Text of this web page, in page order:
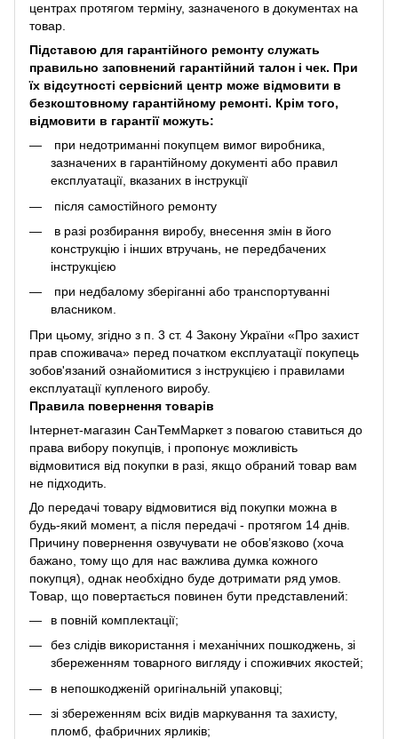
центрах протягом терміну, зазначеного в документах на
товар.
Підставою для гарантійного ремонту служать
правильно заповнений гарантійний талон і чек. При
їх відсутності сервісний центр може відмовити в
безкоштовному гарантійному ремонті. Крім того,
відмовити в гарантії можуть:
при недотриманні покупцем вимог виробника,
зазначених в гарантійному документі або правил
експлуатації, вказаних в інструкції
після самостійного ремонту
в разі розбирання виробу, внесення змін в його
конструкцію і інших втручань, не передбачених
інструкцією
при недбалому зберіганні або транспортуванні
власником.
При цьому, згідно з п. 3 ст. 4 Закону України «Про захист
прав споживача» перед початком експлуатації покупець
зобов'язаний ознайомитися з інструкцією і правилами
експлуатації купленого виробу.
Правила повернення товарів
Інтернет-магазин СанТемМаркет з повагою ставиться до
права вибору покупців, і пропонує можливість
відмовитися від покупки в разі, якщо обраний товар вам
не підходить.
До передачі товару відмовитися від покупки можна в
будь-який момент, а після передачі - протягом 14 днів.
Причину повернення озвучувати не обов’язково (хоча
бажано, тому що для нас важлива думка кожного
покупця), однак необхідно буде дотримати ряд умов.
Товар, що повертається повинен бути представлений:
в повній комплектації;
без слідів використання і механічних пошкоджень, зі
збереженням товарного вигляду і споживчих якостей;
в непошкодженій оригінальній упаковці;
зі збереженням всіх видів маркування та захисту,
пломб, фабричних ярликів;